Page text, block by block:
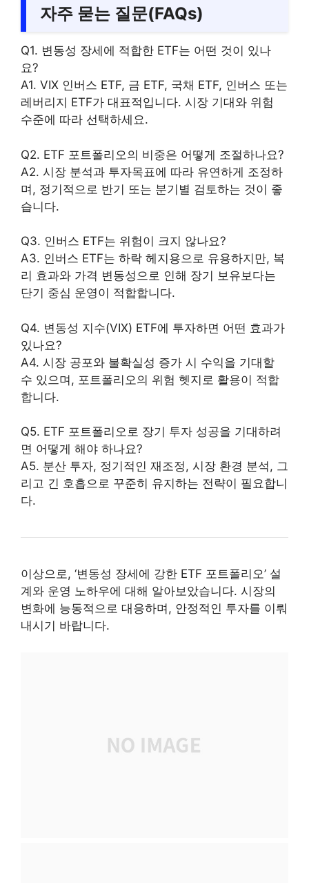
자주 묻는 질문(FAQs)
Q1. 변동성 장세에 적합한 ETF는 어떤 것이 있나
요?
A1. VIX 인버스 ETF, 금 ETF, 국채 ETF, 인버스 또는
레버리지 ETF가 대표적입니다. 시장 기대와 위험
수준에 따라 선택하세요.
Q2. ETF 포트폴리오의 비중은 어떻게 조절하나요?
A2. 시장 분석과 투자목표에 따라 유연하게 조정하
며, 정기적으로 반기 또는 분기별 검토하는 것이 좋
습니다.
Q3. 인버스 ETF는 위험이 크지 않나요?
A3. 인버스 ETF는 하락 헤지용으로 유용하지만, 복
리 효과와 가격 변동성으로 인해 장기 보유보다는
단기 중심 운영이 적합합니다.
Q4. 변동성 지수(VIX) ETF에 투자하면 어떤 효과가
있나요?
A4. 시장 공포와 불확실성 증가 시 수익을 기대할
수 있으며, 포트폴리오의 위험 헷지로 활용이 적합
합니다.
Q5. ETF 포트폴리오로 장기 투자 성공을 기대하려
면 어떻게 해야 하나요?
A5. 분산 투자, 정기적인 재조정, 시장 환경 분석, 그
리고 긴 호흡으로 꾸준히 유지하는 전략이 필요합니
다.
이상으로, ‘변동성 장세에 강한 ETF 포트폴리오’ 설
계와 운영 노하우에 대해 알아보았습니다. 시장의
변화에 능동적으로 대응하며, 안정적인 투자를 이뤄
내시기 바랍니다.